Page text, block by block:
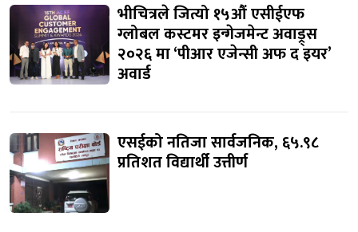
भीचित्रले जित्यो १५औं एसीईएफ
ग्लोबल कस्टमर इन्गेजमेन्ट अवाड्र्स
२०२६ मा ‘पीआर एजेन्सी अफ द इयर’
अवार्ड
एसईको नतिजा सार्वजनिक, ६५.९८
प्रतिशत विद्यार्थी उत्तीर्ण